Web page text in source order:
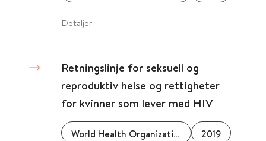
Detaljer
Retningslinje for seksuell og
reproduktiv helse og rettigheter
for kvinner som lever med HIV
World Health Organization (WHO) 2019